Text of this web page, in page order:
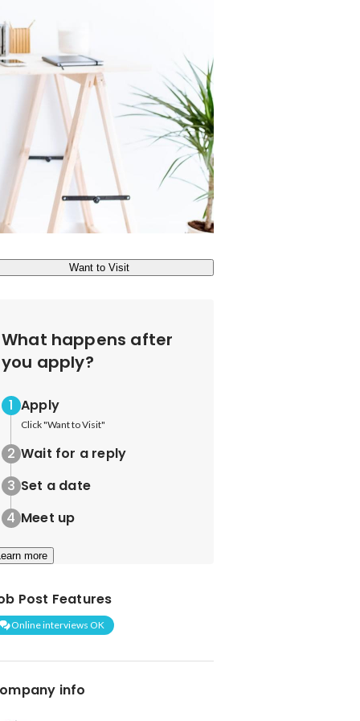
Want to Visit
What happens after
you apply?
Apply
Click "Want to Visit"
Wait for a reply
Set a date
Meet up
more
Post Features
Online interviews OK
info